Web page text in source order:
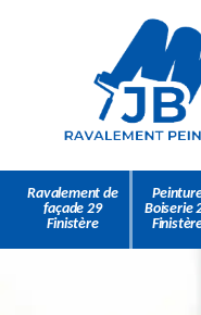
Ravalement de
façade 29
Finistère
Boiserie